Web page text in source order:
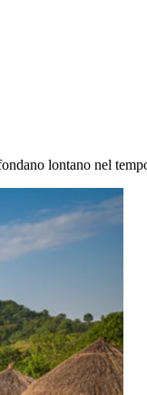
lontano nel